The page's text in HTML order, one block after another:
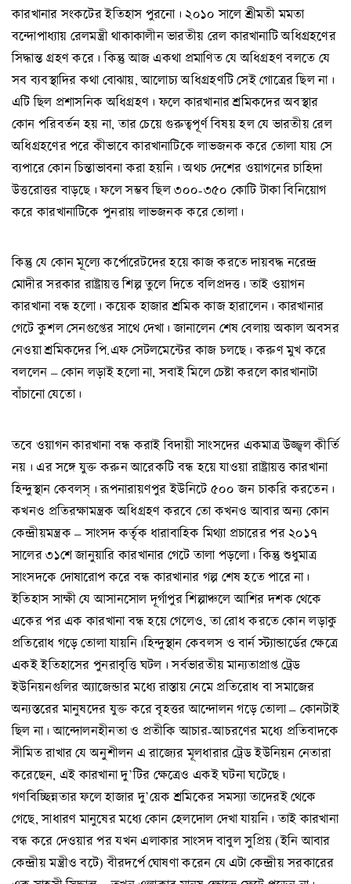
কারখানার সংকটের ইতিহাস পুরনো। ২০১০ সালে শ্রীমতী মমতা
বন্দোপাধ্যায় রেলমন্ত্রী থাকাকালীন ভারতীয় রেল কারখানাটি অধিগ্রহণের
সিদ্ধান্ত গ্রহণ করে। কিন্তু আজ একথা প্রমাণিত যে অধিগ্রহণ বলতে যে
সব ব্যবস্থাদির কথা বোঝায়, আলোচ্য অধিগ্রহণটি সেই গোত্রের ছিল না।
এটি ছিল প্রশাসনিক অধিগ্রহণ। ফলে কারখানার শ্রমিকদের অবস্থার
কোন পরিবর্তন হয় না, তার চেয়ে গুরুত্বপূর্ণ বিষয় হল যে ভারতীয় রেল
অধিগ্রহণের পরে কীভাবে কারখানাটিকে লাভজনক করে তোলা যায় সে
ব্যপারে কোন চিন্তাভাবনা করা হয়নি। অথচ দেশের ওয়াগনের চাহিদা
উত্তরোত্তর বাড়ছে। ফলে সম্ভব ছিল ৩০০-৩৫০ কোটি টাকা বিনিয়োগ
করে কারখানাটিকে পুনরায় লাভজনক করে তোলা।
কিন্তু যে কোন মূল্যে কর্পোরেটদের হয়ে কাজ করতে দায়বদ্ধ নরেন্দ্র
মোদীর সরকার রাষ্ট্রায়ত্ত শিল্প তুলে দিতে বলিপ্রদত্ত। তাই ওয়াগন
কারখানা বন্ধ হলো। কয়েক হাজার শ্রমিক কাজ হারালেন। কারখানার
গেটে কুশল সেনগুপ্তের সাথে দেখা। জানালেন শেষ বেলায় অকাল অবসর
নেওয়া শ্রমিকদের পি.এফ সেটলমেন্টের কাজ চলছে। করুণ মুখ করে
বললেন – কোন লড়াই হলো না, সবাই মিলে চেষ্টা করলে কারখানাটা
বাঁচানো যেতো।
তবে ওয়াগন কারখানা বন্ধ করাই বিদায়ী সাংসদের একমাত্র উজ্জ্বল কীর্তি
নয়। এর সঙ্গে যুক্ত করুন আরেকটি বন্ধ হয়ে যাওয়া রাষ্ট্রায়ত্ত কারখানা
হিন্দুস্থান কেবলস্। রূপনারায়ণপুর ইউনিটে ৫০০ জন চাকরি করতেন।
কখনও প্রতিরক্ষামন্ত্রক অধিগ্রহণ করবে তো কখনও আবার অন্য কোন
কেন্দ্রীয়মন্ত্রক – সাংসদ কর্তৃক ধারাবাহিক মিথ্যা প্রচারের পর ২০১৭
সালের ৩১শে জানুয়ারি কারখানার গেটে তালা পড়লো। কিন্তু শুধুমাত্র
সাংসদকে দোষারোপ করে বন্ধ কারখানার গল্প শেষ হতে পারে না।
ইতিহাস সাক্ষী যে আসানসোল দূর্গাপুর শিল্পাঞ্চলে আশির দশক থেকে
একের পর এক কারখানা বন্ধ হয়ে গেলেও, তা রোধ করতে কোন লড়াকু
প্রতিরোধ গড়ে তোলা যায়নি।হিন্দুস্থান কেবলস ও বার্ন স্ট্যান্ডার্ডের ক্ষেত্রে
একই ইতিহাসের পুনরাবৃত্তি ঘটল। সর্বভারতীয় মান্যতাপ্রাপ্ত ট্রেড
ইউনিয়নগুলির অ্যাজেন্ডার মধ্যে রাস্তায় নেমে প্রতিরোধ বা সমাজের
অন্যস্তরের মানুষদের যুক্ত করে বৃহত্তর আন্দোলন গড়ে তোলা – কোনটাই
ছিল না। আন্দোলনহীনতা ও প্রতীকি আচার-আচরণের মধ্যে প্রতিবাদকে
সীমিত রাখার যে অনুশীলন এ রাজ্যের মূলধারার ট্রেড ইউনিয়ন নেতারা
করেছেন, এই কারখানা দু’টির ক্ষেত্রেও একই ঘটনা ঘটেছে।
গণবিচ্ছিন্নতার ফলে হাজার দু’য়েক শ্রমিকের সমস্যা তাদেরই থেকে
গেছে, সাধারণ মানুষের মধ্যে কোন হেলদোল দেখা যায়নি। তাই কারখানা
বন্ধ করে দেওয়ার পর যখন এলাকার সাংসদ বাবুল সুপ্রিয় (ইনি আবার
কেন্দ্রীয় মন্ত্রীও বটে) বীরদর্পে ঘোষণা করেন যে এটা কেন্দ্রীয় সরকারের